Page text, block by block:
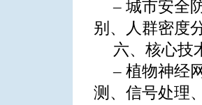
– 城市安全
别、人群密度
六、核心技
– 植物神经
测、信号处理